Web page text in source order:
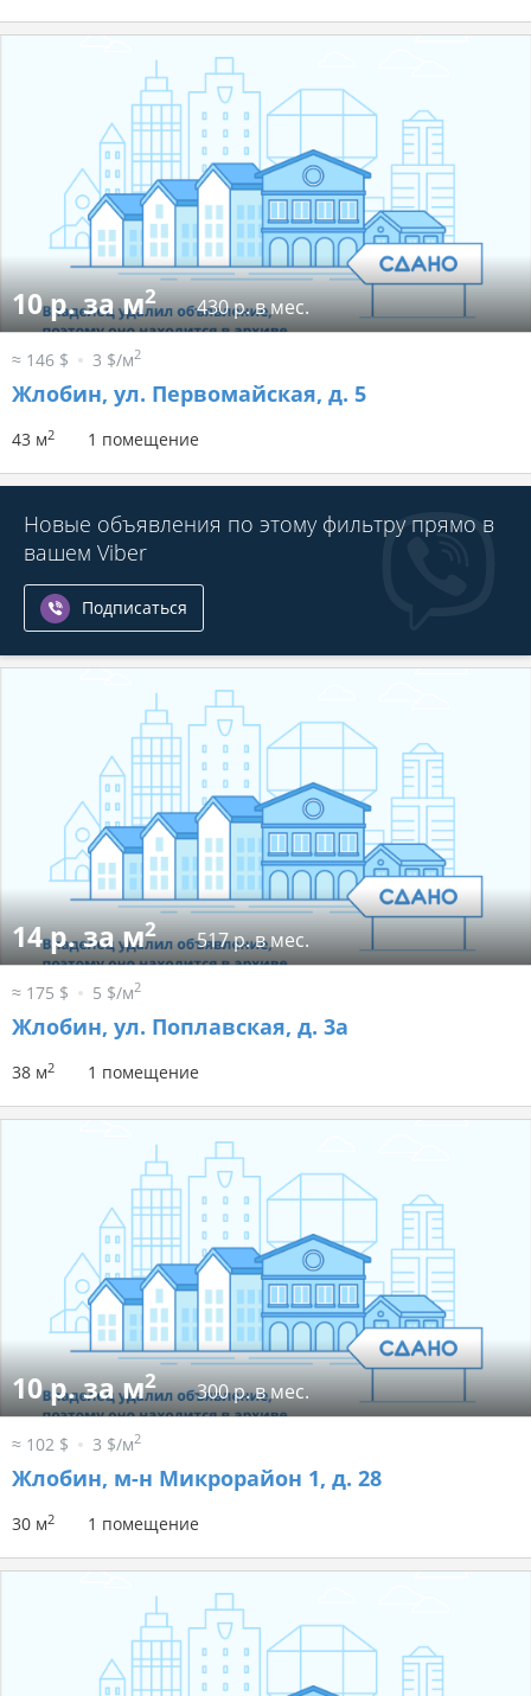
10 р. за м2 430 р. в мес.
≈ 146 $ 3 $/м2
Жлобин, ул. Первомайская, д. 5
43 м2 1 помещение
Новые объявления по этому фильтру прямо в
вашем Viber
Подписаться
14 р. за м2 517 р. в мес.
≈ 175 $ 5 $/м2
Жлобин, ул. Поплавская, д. 3а
38 м2 1 помещение
10 р. за м2 300 р. в мес.
≈ 102 $ 3 $/м2
Жлобин, м-н Микрорайон 1, д. 28
30 м2 1 помещение